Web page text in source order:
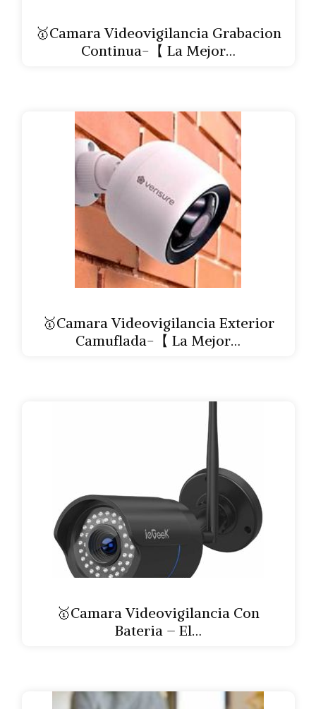
🥇Camara Videovigilancia Grabacion
Continua-【 La Mejor…
🥇Camara Videovigilancia Exterior
Camuflada-【 La Mejor…
🥇Camara Videovigilancia Con
Bateria – El…